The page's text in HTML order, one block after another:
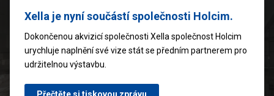
Xella je nyní součástí společnosti Holcim.
Dokončenou akvizicí společnosti Xella společnost Holcim
urychluje naplnění své vize stát se předním partnerem pro
udržitelnou výstavbu.